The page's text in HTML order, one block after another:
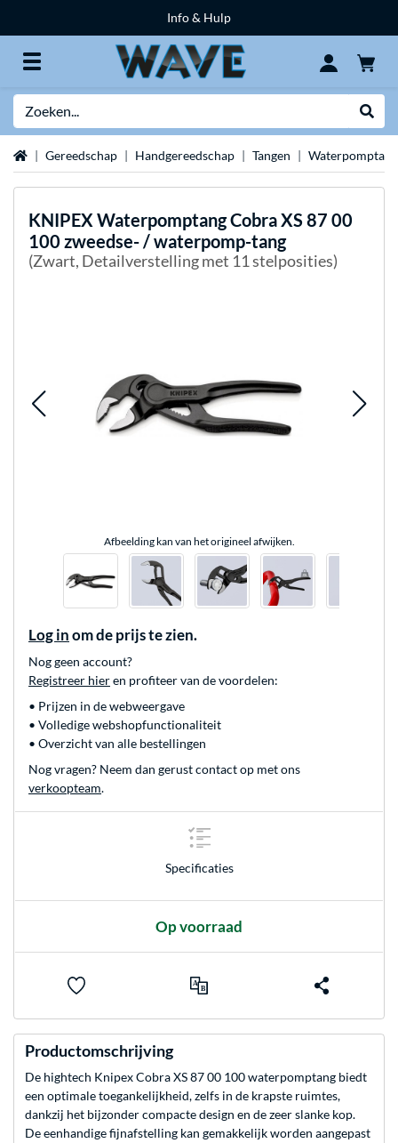
Info & Hulp
HomeGereedschap Handgereedschap Tangen
KNIPEX Waterpomptang Cobra XS 87 00
100 zweedse- / waterpomp-tang
(Zwart, Detailverstelling met 11 stelposities)
Afbeelding kan van het origineel afwijken.
Log in om de prijs te zien.
Nog geen account?
Registreer hieren profiteer van de voordelen:
• Prijzen in de webweergave
• Volledige webshopfunctionaliteit
• Overzicht van alle bestellingen
Nog vragen? Neem dan gerust contact op met ons
verkoopteam.
Specificaties
Op voorraad
Productomschrijving
De hightech Knipex Cobra XS 87 00 100 waterpomptang biedt
een optimale toegankelijkheid, zelfs in de krapste ruimtes,
dankzij het bijzonder compacte design en de zeer slanke kop.
De eenhandige fijnafstelling kan gemakkelijk worden aangepast